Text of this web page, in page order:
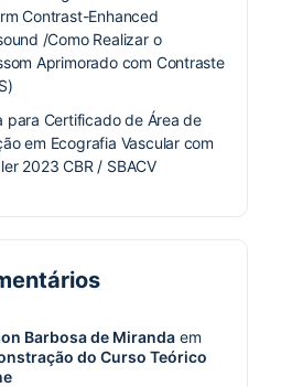
Contrast-Enhanced
/Como Realizar o
Aprimorado com Contraste
para Certificado de Área de
em Ecografia Vascular com
2023 CBR / SBACV
Barbosa de Miranda em
do Curso Teórico